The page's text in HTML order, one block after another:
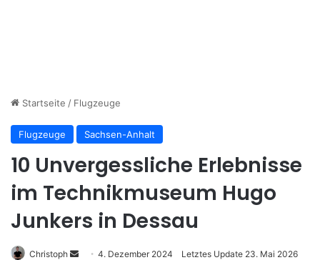
Startseite / Flugzeuge
Flugzeuge Sachsen-Anhalt
10 Unvergessliche Erlebnisse
im Technikmuseum Hugo
Junkers in Dessau
Christoph 4. Dezember 2024 Letztes Update 23. Mai 2026